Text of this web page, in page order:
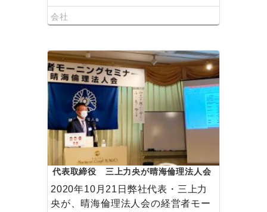
会社
代表取締役 三上力央が晴海倫理法人会
2020年10月21日弊社代表・三上力
央が、晴海倫理法人会の経営者モー